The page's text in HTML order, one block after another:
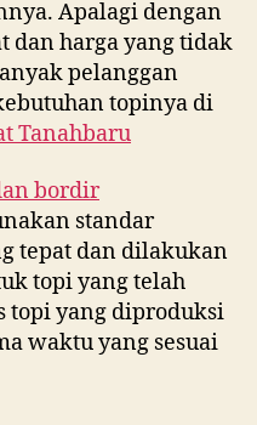
Apalagi dengan
dan harga yang tidak
pelanggan
topinya di
Tanahbaru
bordir
standar
tepat dan dilakukan
topi yang telah
topi yang diproduksi
waktu yang sesuai